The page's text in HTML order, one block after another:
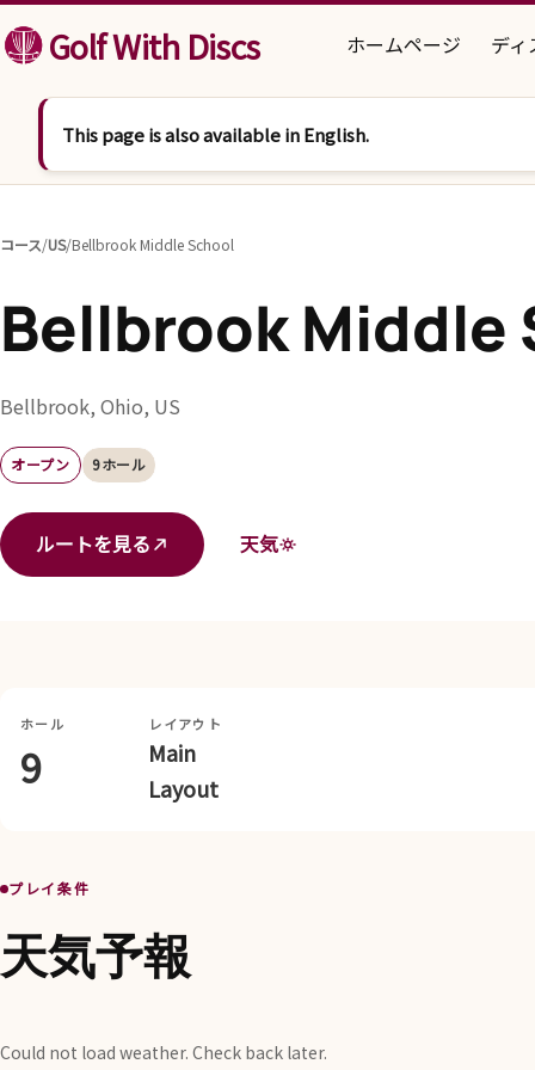
コンテンツへスキップ
Golf With Discs ホームページ デ
This page is also available in English.
コース/US/Bellbrook Middle School
Bellbrook Middle
Bellbrook, Ohio, US
オープン 9ホール
ルートを見る 天気
ホール
9
レイアウト
Main
Layout
プレイ条件
天気予報
Could not load weather. Check back later.